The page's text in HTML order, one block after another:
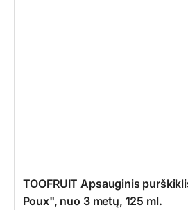
TOOFRUIT Apsauginis
Poux", nuo 3 metų, 125 ml.